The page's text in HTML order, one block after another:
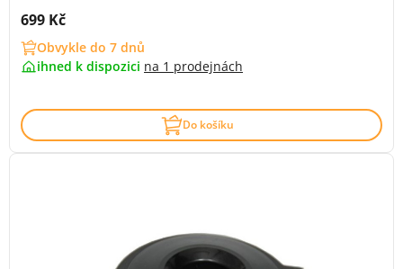
Cena s DPH:
699 Kč
Obvykle do 7 dnů
ihned k dispozici na 1 prodejnách
Do košíku